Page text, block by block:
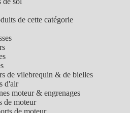
de cette catégorie
de vilebrequin & de bielles
d'air
moteur & engrenages
de moteur
de moteur